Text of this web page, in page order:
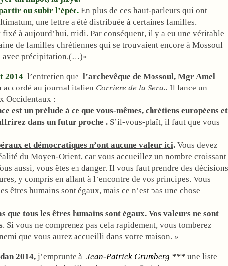
ou subir l’épée. En plus de ces haut-parleurs qui ont
une lettre a été distribuée à certaines familles.
fixé à aujourd’hui, midi. Par conséquent, il y a eu une véritable
de familles chrétiennes qui se trouvaient encore à Mossoul
avec précipitation.(…)»
2014 l’entretien que l’archevêque de Mossoul, Mgr Amel
accordé au journal italien Corriere de la Sera.. Il lance un
Occidentaux :
est un prélude à ce que vous-mêmes, chrétiens européens et
dans un futur proche . S’il-vous-plaît, il faut que vous
et démocratiques n’ont aucune valeur ici. Vous devez
du Moyen-Orient, car vous accueillez un nombre croissant
aussi, vous êtes en danger. Il vous faut prendre des décisions
y compris en allant à l’encontre de vos principes. Vous
êtres humains sont égaux, mais ce n’est pas une chose
que tous les êtres humains sont égaux. Vos valeurs ne sont
. Si vous ne comprenez pas cela rapidement, vous tomberez
que vous aurez accueilli dans votre maison. »
2014, j’emprunte à Jean-Patrick Grumberg *** une liste